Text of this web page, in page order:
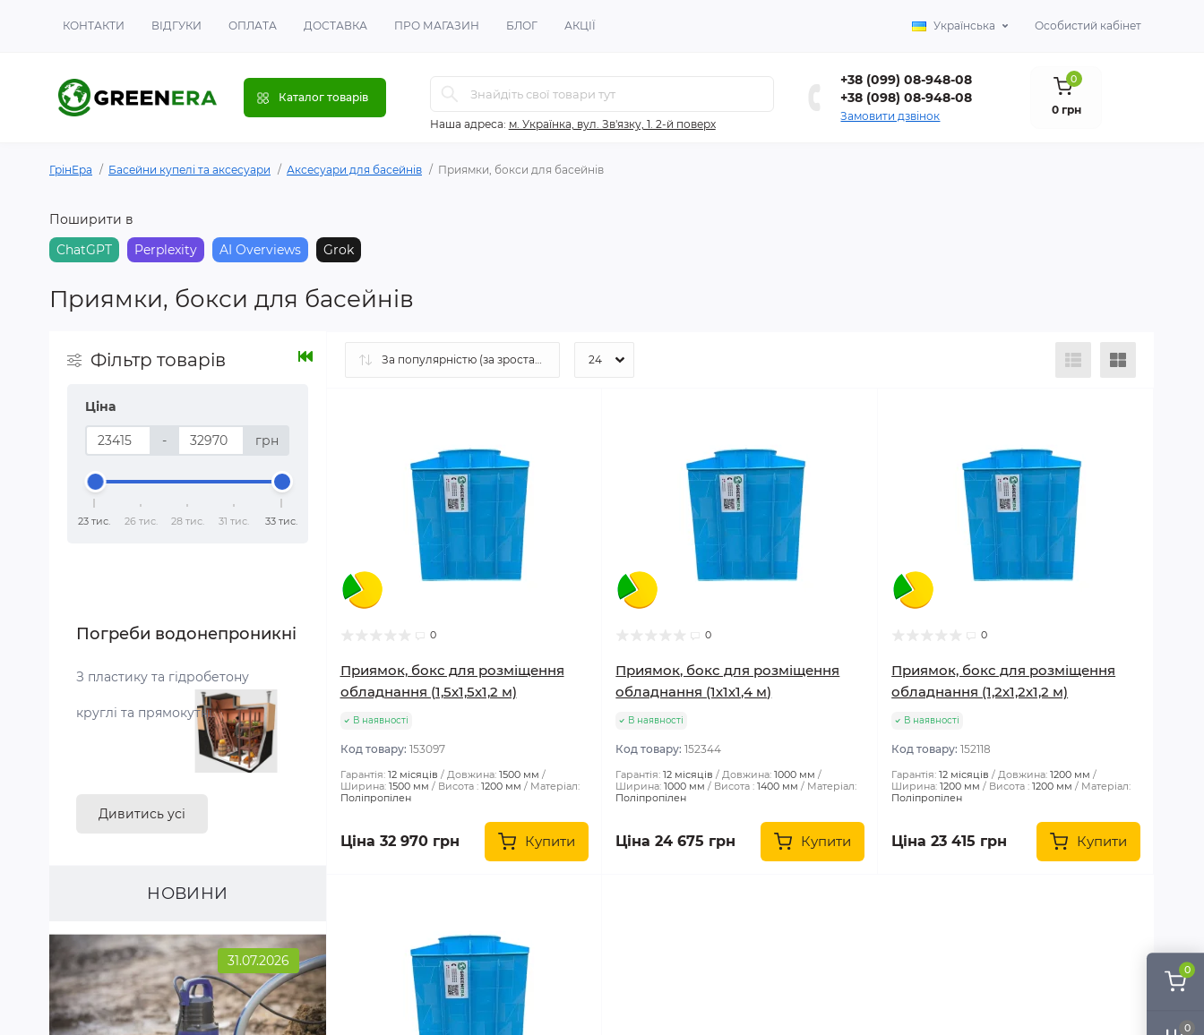
0
0
КОНТАКТИ ВІДГУКИ ОПЛАТА ДОСТАВКА ПРО МАГАЗИН БЛОГ АКЦІЇ Українська Особистий кабінет
Каталог товарів
Наша адреса: м. Українка, вул. Зв'язку, 1. 2-й поверх
+38 (099) 08-948-08
+38 (098) 08-948-08
Замовити дзвінок
0
0 грн
ГрінЕра Басейни купелі та аксесуари Аксесуари для басейнів Приямки, бокси для басейнів
Поширити в
ChatGPT
Perplexity AI Overviews Grok
Приямки, бокси для басейнів
Фільтр товарів
Ціна
- грн
23 тис. 26 тис. 28 тис. 31 тис. 33 тис.
Погреби водонепроникні
З пластику та гідробетону
круглі та прямокутні
Дивитись усі
НОВИНИ
31.07.2026
0
Приямок, бокс для розміщення
обладнання (1,5х1,5х1,2 м)
В наявності
Код товару: 153097
Гарантія: 12 місяців Довжина: 1500 мм
Ширина: 1500 мм Висота : 1200 мм
Матеріал:
Поліпропілен
Ціна 32 970 грн Купити
0
Приямок, бокс для розміщення
обладнання (1х1х1,4 м)
В наявності
Код товару:152344
Гарантія: 12 місяців Довжина: 1000 мм
Ширина: 1000 мм Висота : 1400 мм
Матеріал:
Поліпропілен
Ціна 24 675 грн Купити
0
Приямок, бокс для розміщення
обладнання (1,2х1,2х1,2 м)
В наявності
Код товару:152118
Гарантія: 12 місяців Довжина: 1200 мм
Ширина: 1200 мм Висота : 1200 мм
Матеріал:
Поліпропілен
Ціна 23 415 грн Купити